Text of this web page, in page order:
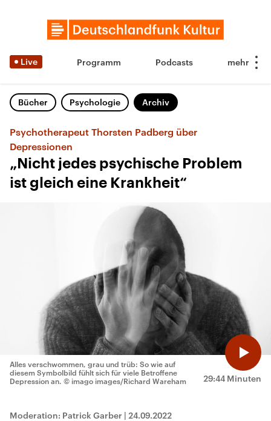
Live Programm Podcasts
Bücher Psychologie Archiv
Psychotherapeut Thorsten Padberg über
Depressionen
„Nicht jedes psychische Problem
ist gleich eine Krankheit“
29:44 Minuten
Alles verschwommen, grau und trüb: So wie auf
diesem Symbolbild fühlt sich für viele Betroffene
Depression an. © imago images/Richard Wareham
Moderation: Patrick Garber | 24.09.2022